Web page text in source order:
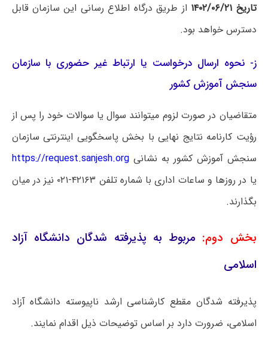
تاریخ ۱۴۰۲/۰۶/۲۱
از طریق درگاه اطلاع رسانی این سازمان قابل
دسترس خواهد بود.
ز- نحوه ارسال درخواست یا ارتباط غیر حضوری با سازمان
سنجش آموزش کشور
متقاضیان در صورت لزوم میتوانند سوال یا سوالات خود را پس از
رؤیت کارنامه نتایج نهایی با بخش پاسخگویی اینترنتی سازمان
سنجش آموزش کشور به نشانیhttps://request.sanjesh.org
یا در روزها و ساعات اداری با شماره تلفن ۴۲۱۶۳-۰۲۱ نیز در میان
بگذارند.
بخش دوم: مربوط به پذیرفته شدگان دانشگاه آزاد
اسلامی
پذیرفته شدگان مقطع کارشناسی ارشد ناپیوسته دانشگاه آزاد
اسلامی، ضرورت دارد بر اساس توضیحات ذیل اقدام نمایند.